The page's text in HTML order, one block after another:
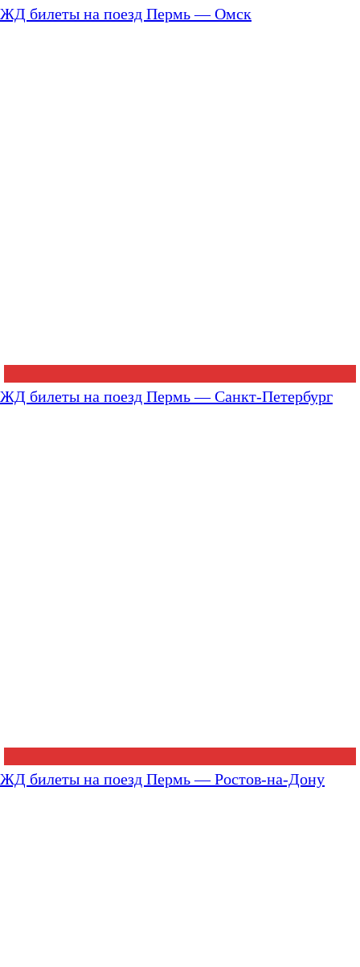
ЖД билеты на поезд Пермь — Омск
ЖД билеты на поезд Пермь — Санкт-Петербург
ЖД билеты на поезд Пермь — Ростов-на-Дону